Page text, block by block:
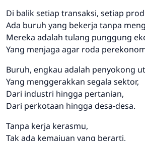
Di balik setiap transaksi, setiap
Ada buruh yang bekerja tanpa
Mereka adalah tulang punggung
Yang menjaga agar roda
Buruh, engkau adalah penyokong
Yang menggerakkan segala sektor,
Dari industri hingga pertanian,
Dari perkotaan hingga desa-desa.
Tanpa kerja kerasmu,
Tak ada kemajuan yang berarti,